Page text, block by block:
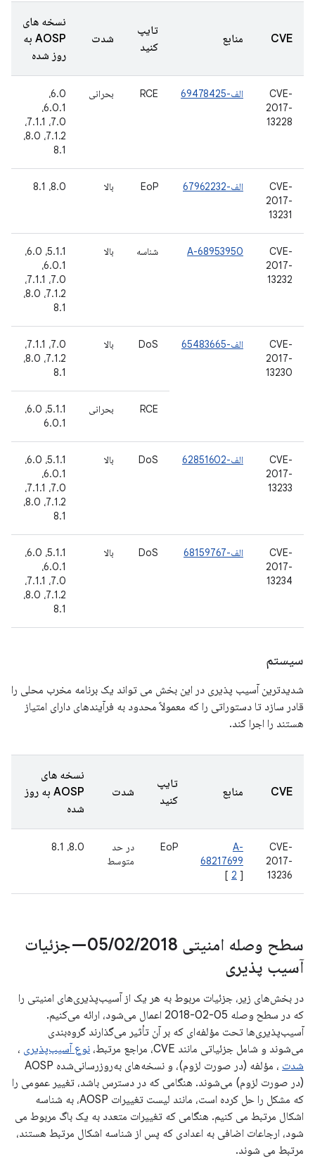
CVE منابع
تایپ
کنید
شدت
نسخه های
AOSP به
روز شده
CVE-
2017-
13228
الف-69478425 RCE بحرانی
6.0،
6.0.1،
7.0، 7.1.1،
7.1.2، 8.0،
8.1
CVE-
2017-
13231
الف-67962232 EoP بالا 8.0، 8.1
CVE-
2017-
13232
A-68953950 شناسه بالا
5.1.1، 6.0،
6.0.1،
7.0، 7.1.1،
7.1.2، 8.0،
8.1
CVE-
2017-
13230
الف-65483665 DoS بالا
7.0، 7.1.1،
7.1.2، 8.0،
8.1
RCE بحرانی
5.1.1، 6.0،
6.0.1
CVE-
2017-
13233
الف-62851602 DoS بالا
5.1.1، 6.0،
6.0.1،
7.0، 7.1.1،
7.1.2، 8.0،
8.1
CVE-
2017-
13234
الف-68159767 DoS بالا
5.1.1، 6.0،
6.0.1،
7.0، 7.1.1،
7.1.2، 8.0،
8.1
سیستم
شدیدترین آسیب پذیری در این بخش می تواند یک برنامه مخرب محلی را
قادر سازد تا دستوراتی را که معمولاً محدود به فرآیندهای دارای امتیاز
هستند را اجرا کند.
CVE منابع
تایپ
کنید
شدت
نسخه های
AOSP به روز
شده
CVE-
2017-
13236
A-
68217699
[ 2 ]
EoP
در حد
متوسط
8.0، 8.1
سطح وصله امنیتی 05 /02/
2018—جزئیات
آسیب پذیری
در بخش‌های زیر، جزئیات مربوط به هر یک از آسیب‌پذیری‌های امنیتی را
که در سطح وصله 05-02-2018 اعمال می‌شود، ارائه می‌کنیم.
آسیب‌پذیری‌ها تحت مؤلفه‌ای که بر آن تأثیر می‌گذارند گروه‌بندی
می‌شوند و شامل جزئیاتی مانند CVE، مراجع مرتبط،
نوع آسیب‌پذیری ،
شدت
، مؤلفه (در صورت لزوم)، و نسخه‌های به‌روزرسانی‌شده AOSP
(در صورت لزوم) می‌شوند. هنگامی که در دسترس باشد، تغییر عمومی را
که مشکل را حل کرده است، مانند لیست تغییرات AOSP، به شناسه
اشکال مرتبط می کنیم. هنگامی که تغییرات متعدد به یک باگ مربوط می
شود، ارجاعات اضافی به اعدادی که پس از شناسه اشکال مرتبط هستند،
مرتبط می شوند.